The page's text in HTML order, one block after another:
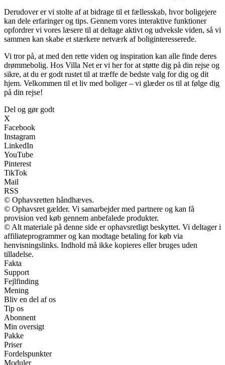
Derudover er vi stolte af at bidrage til et fællesskab, hvor boligejere
kan dele erfaringer og tips. Gennem vores interaktive funktioner
opfordrer vi vores læsere til at deltage aktivt og udveksle viden, så vi
sammen kan skabe et stærkere netværk af boliginteresserede.
Vi tror på, at med den rette viden og inspiration kan alle finde deres
drømmebolig. Hos Villa Net er vi her for at støtte dig på din rejse og
sikre, at du er godt rustet til at træffe de bedste valg for dig og dit
hjem. Velkommen til et liv med boliger – vi glæder os til at følge dig
på din rejse!
Del og gør godt
X
Facebook
Instagram
LinkedIn
YouTube
Pinterest
TikTok
Mail
RSS
© Ophavsretten håndhæves.
© Ophavsret gælder. Vi samarbejder med partnere og kan få
provision ved køb gennem anbefalede produkter.
© Alt materiale på denne side er ophavsretligt beskyttet. Vi deltager i
affiliateprogrammer og kan modtage betaling for køb via
henvisningslinks. Indhold må ikke kopieres eller bruges uden
tilladelse.
Fakta
Support
Fejlfinding
Mening
Bliv en del af os
Tip os
Abonnent
Min oversigt
Pakke
Priser
Fordelspunkter
Moduler